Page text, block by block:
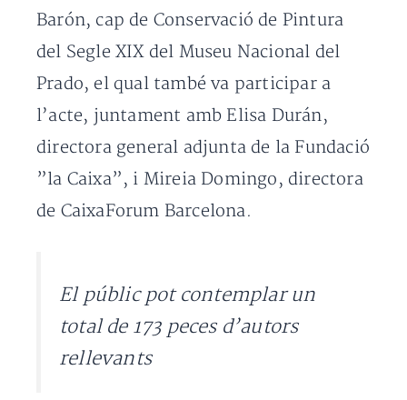
Barón, cap de Conservació de Pintura
del Segle XIX del Museu Nacional del
Prado, el qual també va participar a
l’acte, juntament amb Elisa Durán,
directora general adjunta de la Fundació
”la Caixa”, i Mireia Domingo, directora
de CaixaForum Barcelona.
El públic pot contemplar un
total de 173 peces d’autors
rellevants